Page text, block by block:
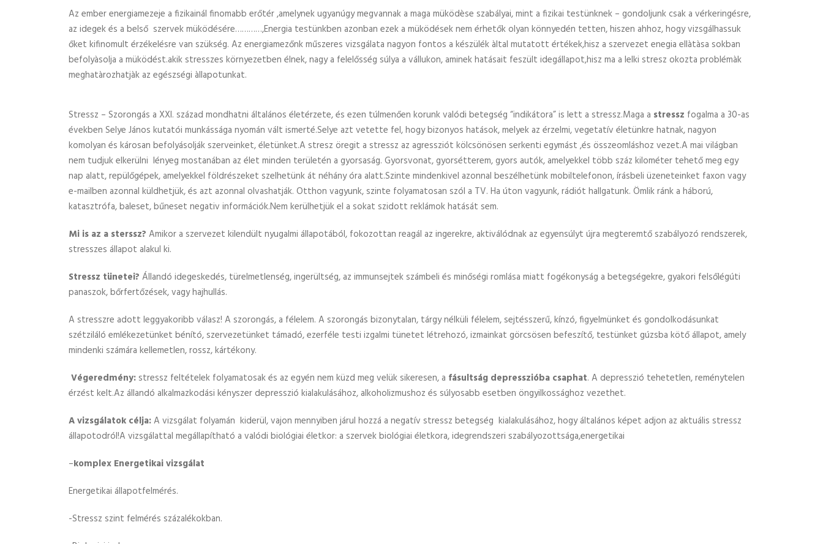
Az ember energiamezeje a fizikainál finomabb erőtér ,amelynek ugyanúgy megvannak a maga müködèse szabályai, mint a fizikai testünknek – gondoljunk csak a vérkeringésre,
az idegek és a belső szervek müködésére…………,Energia testünkben azonban ezek a müködések nem érhetők olyan könnyedén tetten, hiszen ahhoz, hogy vizsgálhassuk
őket kifinomult érzékelésre van szükség. Az energiamezőnk műszeres vizsgálata nagyon fontos a készülék àltal mutatott értékek,hisz a szervezet enegia ellàtàsa sokban
befolyàsolja a müködést.akik stresszes környezetben élnek, nagy a felelősség súlya a vállukon, aminek hatásait feszült idegállapot,hisz ma a lelki stresz okozta problémàk
meghatàrozhatjàk az egészségi àllapotunkat.
Stressz – Szorongás a XXI. század mondhatni általános életérzete, és ezen túlmenően korunk valódi betegség “indikátora” is lett a stressz.Maga a stressz fogalma a 30-as
években Selye János kutatói munkássága nyomán vált ismerté.Selye azt vetette fel, hogy bizonyos hatások, melyek az érzelmi, vegetatív életünkre hatnak, nagyon
komolyan és károsan befolyásolják szer­vein­ket, életünket.A stresz öregit a stressz az agressziót kölcsönösen serkenti egymást ,és összeomláshoz vezet.A mai világban
nem tudjuk elkerülni lényeg mostanában az élet minden területén a gyorsaság. Gyorsvonat, gyorsétterem, gyors autók, amelyekkel több száz kilométer tehető meg egy
nap alatt, repülőgépek, amelyekkel földrészeket szelhetünk át néhány óra alatt.Szinte mindenkivel azonnal beszélhetünk mobiltelefonon, írásbeli üzeneteinket faxon vagy
e-mailben azonnal küldhetjük, és azt azonnal olvashatják. Otthon vagyunk, szinte folyamatosan szól a TV. Ha úton vagyunk, rádiót hallgatunk. Ömlik ránk a háború,
katasztrófa, baleset, bűneset negativ információk.Nem kerülhetjük el a sokat szidott reklámok hatását sem.
Mi is az a sterssz? Amikor a szervezet kilendült nyugalmi állapotából, fokozottan reagál az ingerekre, aktiválódnak az egyensúlyt újra megteremtő szabályozó rendszerek,
stresszes állapot alakul ki.
Stressz tünetei? Állandó idegeskedés, türelmetlenség, ingerültség, az immunsejtek számbeli és minőségi romlása miatt fogékonyság a betegségekre, gyakori felsőlégúti
panaszok, bőrfertőzések, vagy hajhullás.
A stresszre adott leggyakoribb válasz! A szorongás, a félelem. A szorongás bizonytalan, tárgy nélküli félelem, sejtésszerű, kínzó, figyelmünket és gondolkodásunkat
szétziláló emlékezetünket bénító, szervezetünket támadó, ezerféle testi izgalmi tünetet létrehozó, izmainkat görcsösen befeszítő, testünket gúzsba kötő állapot, amely
mindenki számára kellemetlen, rossz, kártékony.
Végeredmény: stressz feltételek folyamatosak és az egyén nem küzd meg velük sikeresen, a fásultság depresszióba csaphat. A depresszió tehetetlen, reménytelen
érzést kelt.Az állandó alkalmazkodási kényszer depresszió kialakulásához, alkoholizmushoz és súlyosabb esetben öngyilkossághoz vezethet.
A vizsgálatok célja:A vizsgálat folyamán kiderül, vajon mennyiben járul hozzá a negatív stressz betegség kialakulásához, hogy általános képet adjon az aktuális stressz
állapotodról!A vizsgálattal megállapítható a valódi biológiai életkor: a szervek biológiai életkora, idegrendszeri szabályozottsága,energetikai
–komplex Energetikai vizsgálat
Energetikai állapotfelmérés.
-Stressz szint felmérés százalékokban.